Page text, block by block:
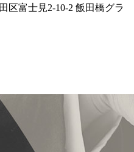
区富士見2-10-2 飯田橋グラ